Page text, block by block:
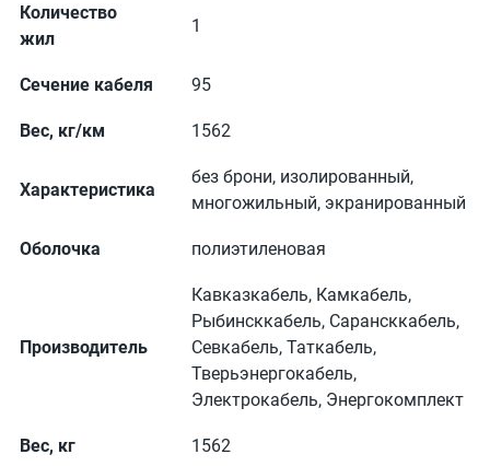
Количество
жил
1
Сечение кабеля 95
Вес, кг/км 1562
Характеристика
без брони, изолированный,
многожильный, экранированный
Оболочка полиэтиленовая
Производитель
Кавказкабель, Камкабель,
Рыбинсккабель, Сарансккабель,
Севкабель, Таткабель,
Тверьэнергокабель,
Электрокабель, Энергокомплект
Вес, кг 1562